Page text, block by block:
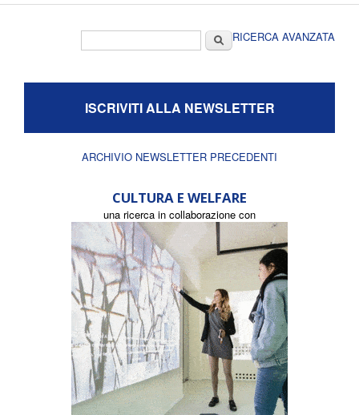
CercaRICERCA AVANZATA
ISCRIVITI ALLA NEWSLETTER
ARCHIVIO NEWSLETTER PRECEDENTI
CULTURA E WELFARE
una ricerca in collaborazione con